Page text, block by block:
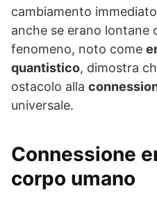
cambiamento
anche se erano lontane
fenomeno, noto come
quantistico, dimostra
ostacolo alla
universale.
Connessione
corpo umano